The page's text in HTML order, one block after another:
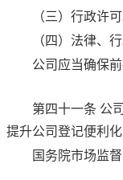
（三）行政许
（四）法律、
公司应当确保
第四十一条 公
提升公司登记便利化
国务院市场监